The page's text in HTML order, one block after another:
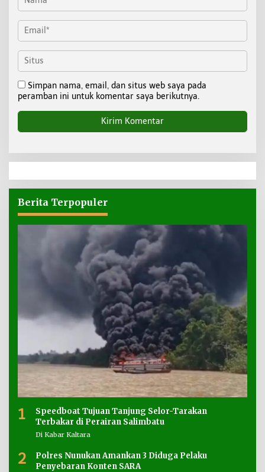
Simpan nama, email, dan situs web saya pada
peramban ini untuk komentar saya berikutnya.
Berita Terpopuler
1
Speedboat Tujuan Tanjung Selor-Tarakan
Terbakar di Perairan Salimbatu
Di Kabar Kaltara
2
Polres Nunukan Amankan 3 Diduga Pelaku
Penyebaran Konten SARA